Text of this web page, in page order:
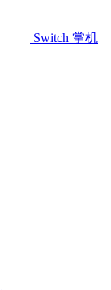
Switch 掌机